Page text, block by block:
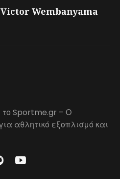
Victor Wembanyama
το Sportme.gr – Ο
αθλητικό εξοπλισμό και